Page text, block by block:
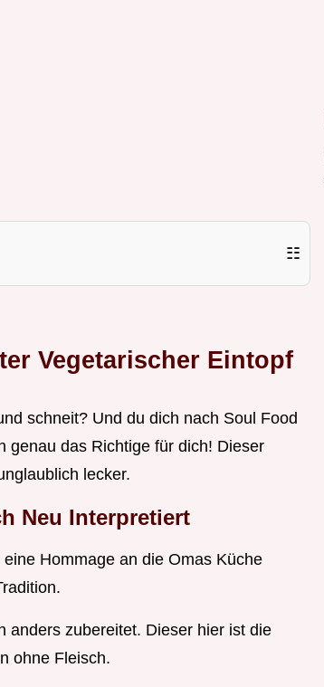
☷
Vegetarischer Eintopf
schneit? Und du dich nach Soul Food
genau das Richtige für dich! Dieser
lecker.
Neu Interpretiert
Hommage an die Omas Küche
anders zubereitet. Dieser hier ist die
ohne Fleisch.